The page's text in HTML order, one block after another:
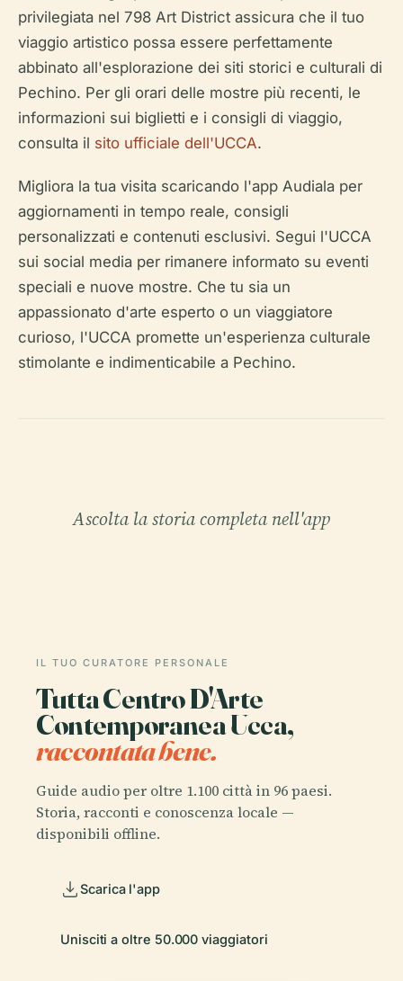
privilegiata nel 798 Art District assicura che il tuo
viaggio artistico possa essere perfettamente
abbinato all'esplorazione dei siti storici e culturali di
Pechino. Per gli orari delle mostre più recenti, le
informazioni sui biglietti e i consigli di viaggio,
consulta il sito ufficiale dell'UCCA.
Migliora la tua visita scaricando l'app Audiala per
aggiornamenti in tempo reale, consigli
personalizzati e contenuti esclusivi. Segui l'UCCA
sui social media per rimanere informato su eventi
speciali e nuove mostre. Che tu sia un
appassionato d'arte esperto o un viaggiatore
curioso, l'UCCA promette un'esperienza culturale
stimolante e indimenticabile a Pechino.
Ascolta la storia completa nell'app
IL TUO CURATORE PERSONALE
Tutta Centro D'Arte
Contemporanea Ucca,
raccontata bene.
Guide audio per oltre 1.100 città in 96 paesi.
Storia, racconti e conoscenza locale —
disponibili offline.
Scarica l'app
Unisciti a oltre 50.000 viaggiatori